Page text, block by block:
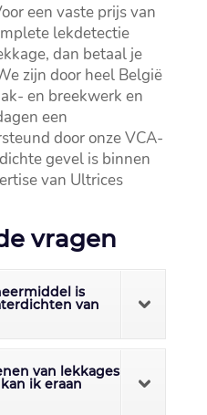
een vaste prijs van
lekdetectie
dan betaal je
zijn door heel België
en breekwerk en
een
door onze VCA-
gevel is binnen
van Ultrices
vragen
is
van
van lekkages
ik eraan